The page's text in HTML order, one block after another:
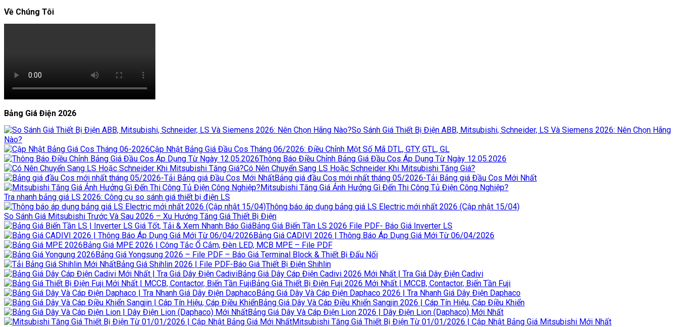
Về Chúng Tôi
Bảng Giá Điện 2026
So Sánh Giá Thiết Bị Điện ABB, Mitsubishi, Schneider, LS Và Siemens 2026: Nên Chọn Hãng
Nào?
Cập Nhật Bảng Giá Đầu Cos Tháng 06/2026: Điều Chỉnh Một Số Mã DTL, GTY, GTL, GL
Thông Báo Điều Chỉnh Bảng Giá Đầu Cos Áp Dụng Từ Ngày 12.05.2026
Có Nên Chuyển Sang LS Hoặc Schneider Khi Mitsubishi Tăng Giá?
Bảng giá đầu Cos mới nhất tháng 05/2026-Tải Bảng giá Đầu Cos Mới Nhất
Mitsubishi Tăng Giá Ảnh Hưởng Gì Đến Thi Công Tủ Điện Công Nghiệp?
Tra nhanh bảng giá LS 2026: Công cụ so sánh giá thiết bị điện LS
Thông báo áp dụng bảng giá LS Electric mới nhất 2026 (Cập nhật 15/04)
So Sánh Giá Mitsubishi Trước Và Sau 2026 – Xu Hướng Tăng Giá Thiết Bị Điện
Bảng Giá Biến Tần LS 2026 File PDF- Báo Giá Inverter LS
Bảng Giá CADIVI 2026 | Thông Báo Áp Dụng Giá Mới Từ 06/04/2026
Bảng Giá MPE 2026 | Công Tắc Ổ Cắm, Đèn LED, MCB MPE – File PDF
Bảng Giá Yongsung 2026 – File PDF – Báo Giá Terminal Block & Thiết Bị Đấu Nối
Bảng Giá Shihlin 2026 | File PDF-Báo Giá Thiết Bị Điện Shihlin
Bảng Giá Dây Cáp Điện Cadivi 2026 Mới Nhất | Tra Giá Dây Điện Cadivi
Bảng Giá Thiết Bị Điện Fuji 2026 Mới Nhất | MCCB, Contactor, Biến Tần Fuji
Bảng Giá Dây Và Cáp Điện Daphaco 2026 | Tra Nhanh Giá Dây Điện Daphaco
Bảng Giá Dây Và Cáp Điều Khiển Sangjin 2026 | Cáp Tín Hiệu, Cáp Điều Khiển
Bảng Giá Dây Và Cáp Điện Lion 2026 | Dây Điện Lion (Daphaco) Mới Nhất
Mitsubishi Tăng Giá Thiết Bị Điện Từ 01/01/2026 | Cập Nhật Bảng Giá Mitsubishi Mới Nhất